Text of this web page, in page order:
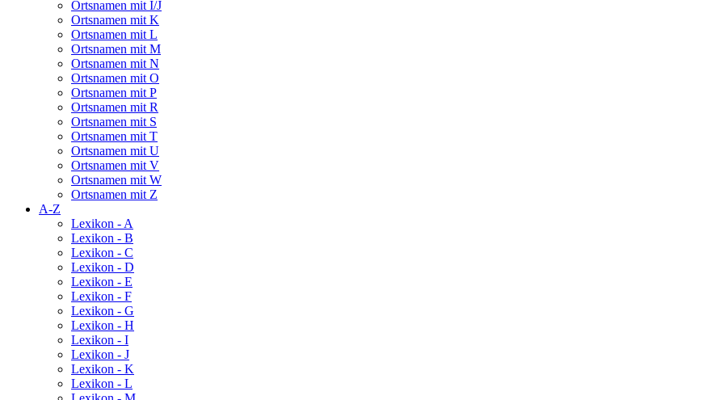
Ortsnamen mit I/J
Ortsnamen mit K
Ortsnamen mit L
Ortsnamen mit M
Ortsnamen mit N
Ortsnamen mit O
Ortsnamen mit P
Ortsnamen mit R
Ortsnamen mit S
Ortsnamen mit T
Ortsnamen mit U
Ortsnamen mit V
Ortsnamen mit W
Ortsnamen mit Z
A-Z
Lexikon - A
Lexikon - B
Lexikon - C
Lexikon - D
Lexikon - E
Lexikon - F
Lexikon - G
Lexikon - H
Lexikon - I
Lexikon - J
Lexikon - K
Lexikon - L